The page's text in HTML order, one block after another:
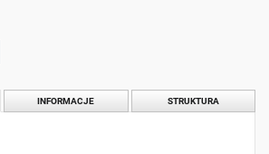
INFORMACJE STRUKTURA